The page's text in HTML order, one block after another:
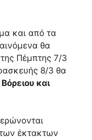
από τα
θα
Πέμπτης 7/3
8/3 θα
και
των έκτακτων